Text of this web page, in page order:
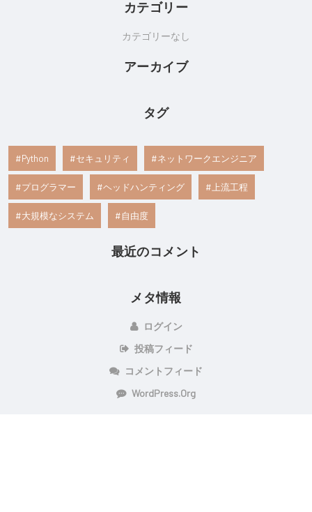
カテゴリー
カテゴリーなし
アーカイブ
タグ
Python セキュリティ ネットワークエンジニア
プログラマー ヘッドハンティング 上流工程
大規模なシステム 自由度
最近のコメント
メタ情報
ログイン
投稿フィード
コメントフィード
WordPress.org